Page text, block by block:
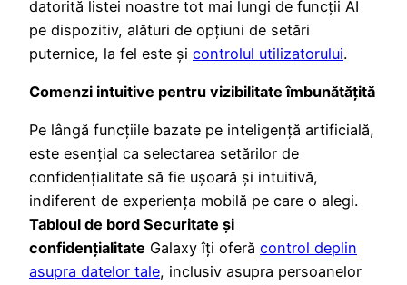
datorită listei noastre tot mai lungi de funcții AI
pe dispozitiv, alături de opțiuni de setări
puternice, la fel este și controlul utilizatorului.
Comenzi intuitive pentru vizibilitate îmbunătățită
Pe lângă funcțiile bazate pe inteligență artificială,
este esențial ca selectarea setărilor de
confidențialitate să fie ușoară și intuitivă,
indiferent de experiența mobilă pe care o alegi.
Tabloul de bord Securitate și
confidențialitate Galaxy îți oferă control deplin
asupra datelor tale, inclusiv asupra persoanelor